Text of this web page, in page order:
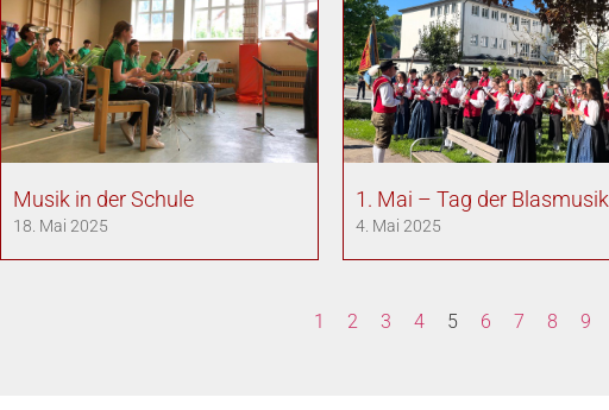
Musik in der Schule
18. Mai 2025
1. Mai – Tag der Blasmusik
4. Mai 2025
1 2 3 4 5 6 7 8 9